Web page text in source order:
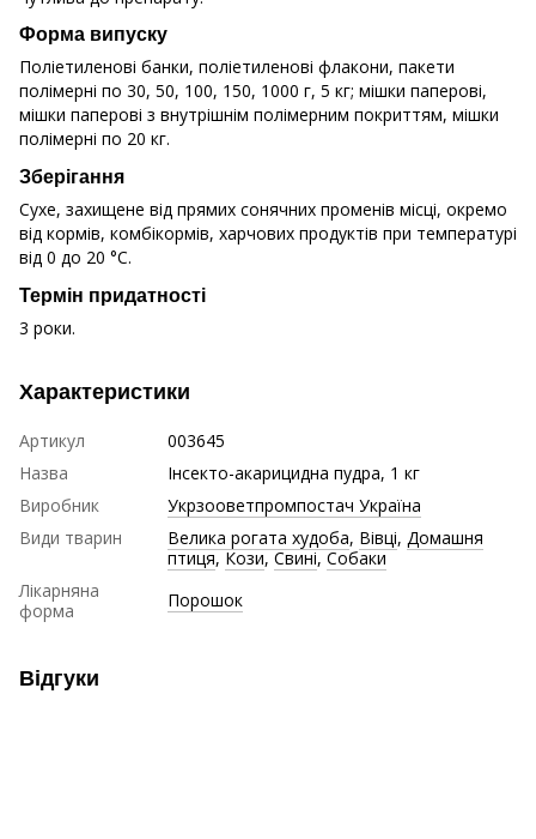
Форма випуску
Поліетиленові банки, поліетиленові флакони, пакети
полімерні по 30, 50, 100, 150, 1000 г, 5 кг; мішки паперові,
мішки паперові з внутрішнім полімерним покриттям, мішки
полімерні по 20 кг.
Зберігання
Сухе, захищене від прямих сонячних променів місці, окремо
від кормів, комбікормів, харчових продуктів при температурі
від 0 до 20 °C.
Термін придатності
3 роки.
Характеристики
Артикул
003645
Назва
Інсекто-акарицидна пудра, 1 кг
Виробник
Укрзооветпромпостач Україна
Види тварин
Велика рогата худоба, Вівці, Домашня
птиця,Кози,Свині,Собаки
Лікарняна
форма
Порошок
Відгуки